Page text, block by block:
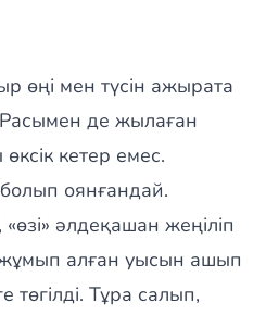
өңі мен түсін ажырата
де жылаған
кетер емес.
оянғандай.
әлдеқашан жеңіліп
алған уысын ашып
төгілді. Тұра салып,